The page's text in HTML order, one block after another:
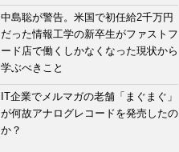
中島聡が警告。米国で初任給2千万円
だった情報工学の新卒生がファストフ
ード店で働くしかなくなった現状から
学ぶべきこと
IT企業でメルマガの老舗「まぐまぐ」
が何故アナログレコードを発売したの
か？